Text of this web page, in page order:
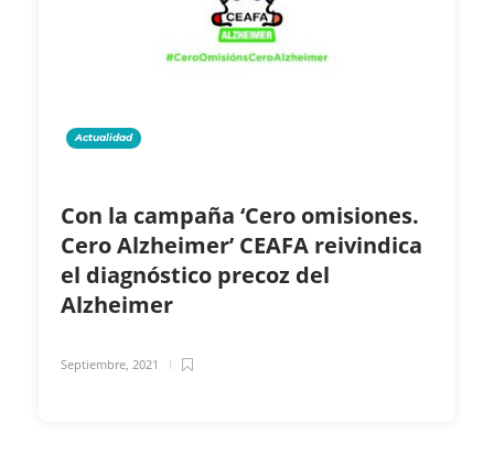
Actualidad
Con la campaña ‘Cero omisiones.
Cero Alzheimer’ CEAFA reivindica
el diagnóstico precoz del
Alzheimer
Septiembre, 2021